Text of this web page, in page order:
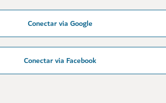
Conectar via Google
Conectar via Facebook